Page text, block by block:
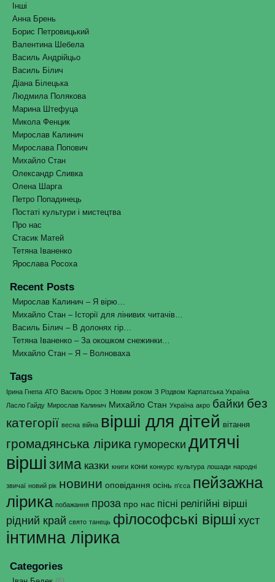
Інші
Анна Брень
Борис Петровицький
Валентина Шебела
Василь Андрійцьо
Василь Білич
Діана Білецька
Людмила Полякова
Марина Штефуца
Микола Фенцик
Мирослав Калинич
Мирослава Попович
Михайло Стан
Олександр Сливка
Олена Шарга
Петро Попадинець
Постаті культури і мистецтва
Про нас
Стасик Матей
Тетяна Іваненко
Ярослава Росоха
Recent Posts
Мирослав Калинич – Я вірю…
Михайло Стан – Історії для лінивих читачів…
Василь Білич – В долонях гір…
Тетяна Іваненко – За окошком снежинки…
Михайло Стан – Я – Волноваха
Tags
Ірина Гнепа АТО Василь Орос З Новим роком З Різдвом Карпатська Україна
Ласло Гайду Мирослав Калинич Михайло Стан Україна акро байки без
категорії весна війна вірші для дітей вітання
громадянська лірика гуморески дитячі
віршізима казки книги кони конкурс культура лошади народні
звичаї новий рік новини оповідання осінь п'єса пейзажна
лірика побажання проза про нас пісні релігійні вірші
рідний край свято танець філософські вірші хуст
інтимна лірика
Categories